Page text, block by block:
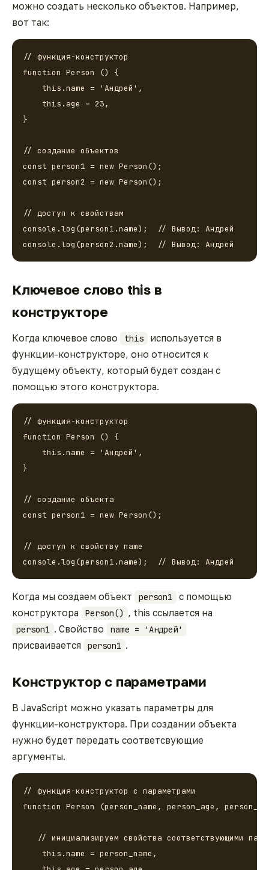
можно создать несколько объектов. Например,
вот так:
// функция-конструктор
function Person () {
    this.name = 'Андрей',
    this.age = 23,
}
// создание объектов
const person1 = new Person();
const person2 = new Person();
// доступ к свойствам
console.log(person1.name);  // Вывод: Андрей
console.log(person2.name);  // Вывод: Андрей
Ключевое слово this в
конструкторе
Когда ключевое слово this
используется в
функции-конструкторе, оно относится к
будущему объекту, который будет создан с
помощью этого конструктора.
// функция-конструктор
function Person () {
    this.name = 'Андрей',
}
// создание объекта
const person1 = new Person();
// доступ к свойству name
console.log(person1.name);  // Вывод: Андрей
Когда мы создаем объект person1
с помощью
конструктора
Person() , this ссылается на
person1 . Свойство
name = 'Андрей'
присваивается
person1 .
Конструктор с параметрами
В JavaScript можно указать параметры для
функции-конструктора. При создании объекта
нужно будет передать соответсвующие
аргументы.
// функция-конструктор с параметрами
function Person (person_name, person_age,
// инициализируем свойства соответствующими
    this.name = person_name,